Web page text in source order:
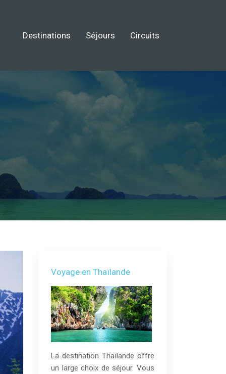
Destinations Séjours Circuits
Voyage en Thaïlande
La destination Thaïlande offre
un large choix de séjour. Vous